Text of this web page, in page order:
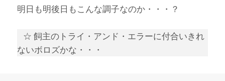
明日も明後日もこんな調子なのか・・・？
☆ 飼主のトライ・アンド・エラーに付合いきれ
ないボロズかな・・・